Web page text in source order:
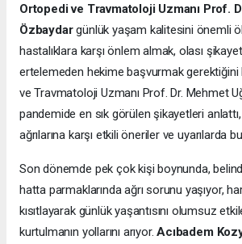
Ortopedi ve Travmatoloji Uzmanı Prof.
Özbaydargünlük yaşam kalitesini önemli
hastalıklara karşı önlem almak, olası
ertelemeden hekime başvurmak gerektiğini
ve Travmatoloji Uzmanı Prof. Dr. Mehmet
pandemide en sık görülen şikayetleri
ağrılarına karşı etkili öneriler ve uyarılarda
Son dönemde pek çok kişi boynunda,
hatta parmaklarında ağrı sorunu yaşıyor,
kısıtlayarak günlük yaşantısını olumsuz
kurtulmanın yollarını arıyor.Acıbadem